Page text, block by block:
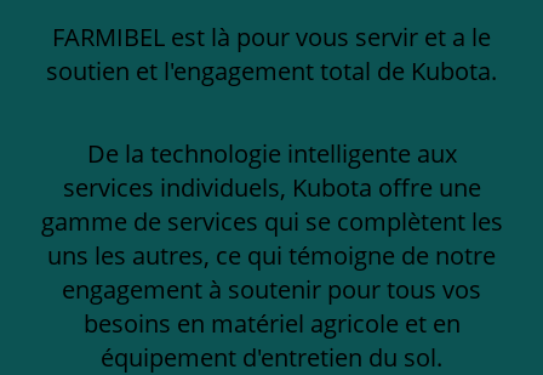
FARMIBEL est là pour vous servir et a le
soutien et l'engagement total de Kubota.
De la technologie intelligente aux
services individuels, Kubota offre une
gamme de services qui se complètent les
uns les autres, ce qui témoigne de notre
engagement à soutenir pour tous vos
besoins en matériel agricole et en
équipement d'entretien du sol.